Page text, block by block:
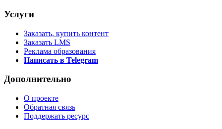
Услуги
Заказать, купить контент
Заказать LMS
Реклама образования
Написать в Telegram
Дополнительно
О проекте
Обратная связь
Поддержать ресурс